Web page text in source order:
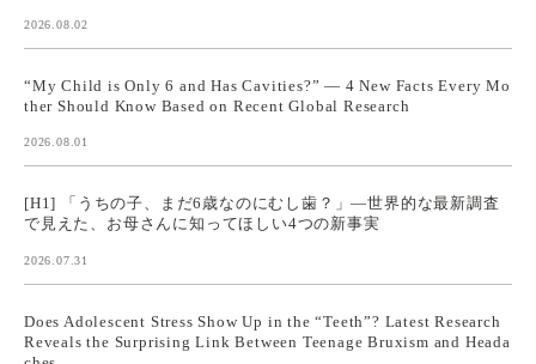
2026.08.02
“My Child is Only 6 and Has Cavities?” — 4 New Facts Every Mo
ther Should Know Based on Recent Global Research
2026.08.01
[H1] 「うちの子、まだ6歳なのにむし歯？」—世界的な最新調査
で見えた、お母さんに知ってほしい4つの新事実
2026.07.31
Does Adolescent Stress Show Up in the “Teeth”? Latest Research
Reveals the Surprising Link Between Teenage Bruxism and Heada